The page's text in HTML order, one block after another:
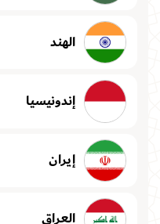
الهند
إندونيسيا
إيران
العراق